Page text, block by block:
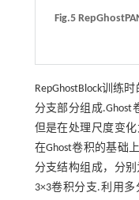
Fig.5
RepGhostBlock训练
分支部分组成.Ghost
但是在处理尺度变
在Ghost卷积的基础
分支结构组成，分
3×3卷积分支.利用